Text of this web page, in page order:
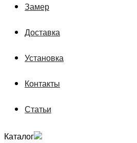
Замер
Доставка
Установка
Контакты
Статьи
Каталог